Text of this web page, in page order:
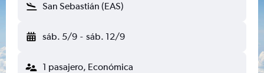
San Sebastián (EAS)
sáb. 5/9 - sáb. 12/9
1 pasajero, Económica